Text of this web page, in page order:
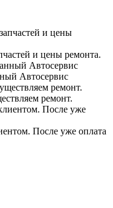
и цены ремонта.
Автосервис
ремонт.
После уже оплата